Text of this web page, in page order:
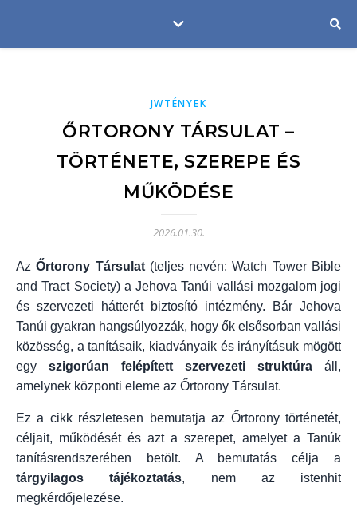
JWTÉNYEK
ŐRTORONY TÁRSULAT –
TÖRTÉNETE, SZEREPE ÉS
MŰKÖDÉSE
2026.01.30.
AzŐrtorony Társulat(teljes nevén: Watch Tower Bible
and Tract Society) a Jehova Tanúi vallási mozgalom jogi
és szervezeti hátterét biztosító intézmény. Bár Jehova
Tanúi gyakran hangsúlyozzák, hogy ők elsősorban vallási
közösség, a tanításaik, kiadványaik és irányításuk mögött
egy szigorúan felépített szervezeti struktúra áll,
amelynek központi eleme az Őrtorony Társulat.
Ez a cikk részletesen bemutatja az Őrtorony történetét,
céljait, működését és azt a szerepet, amelyet a Tanúk
tanításrendszerében betölt. A bemutatás célja a
tárgyilagos tájékoztatás, nem az istenhit
megkérdőjelezése.